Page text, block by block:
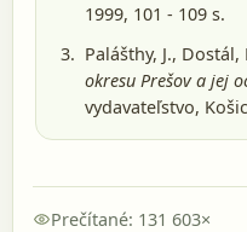
1999, 101 - 109 s.
Palášthy, J.,
okresu Prešov a jej
vydavateľstvo,
Prečítané: 131 603×